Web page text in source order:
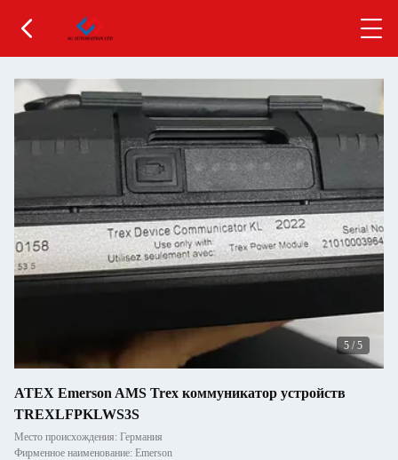
5 /5
ATEX Emerson AMS Trex коммуникатор устройств
TREXLFPKLWS3S
Место происхождения: Германия
Фирменное наименование: Emerson